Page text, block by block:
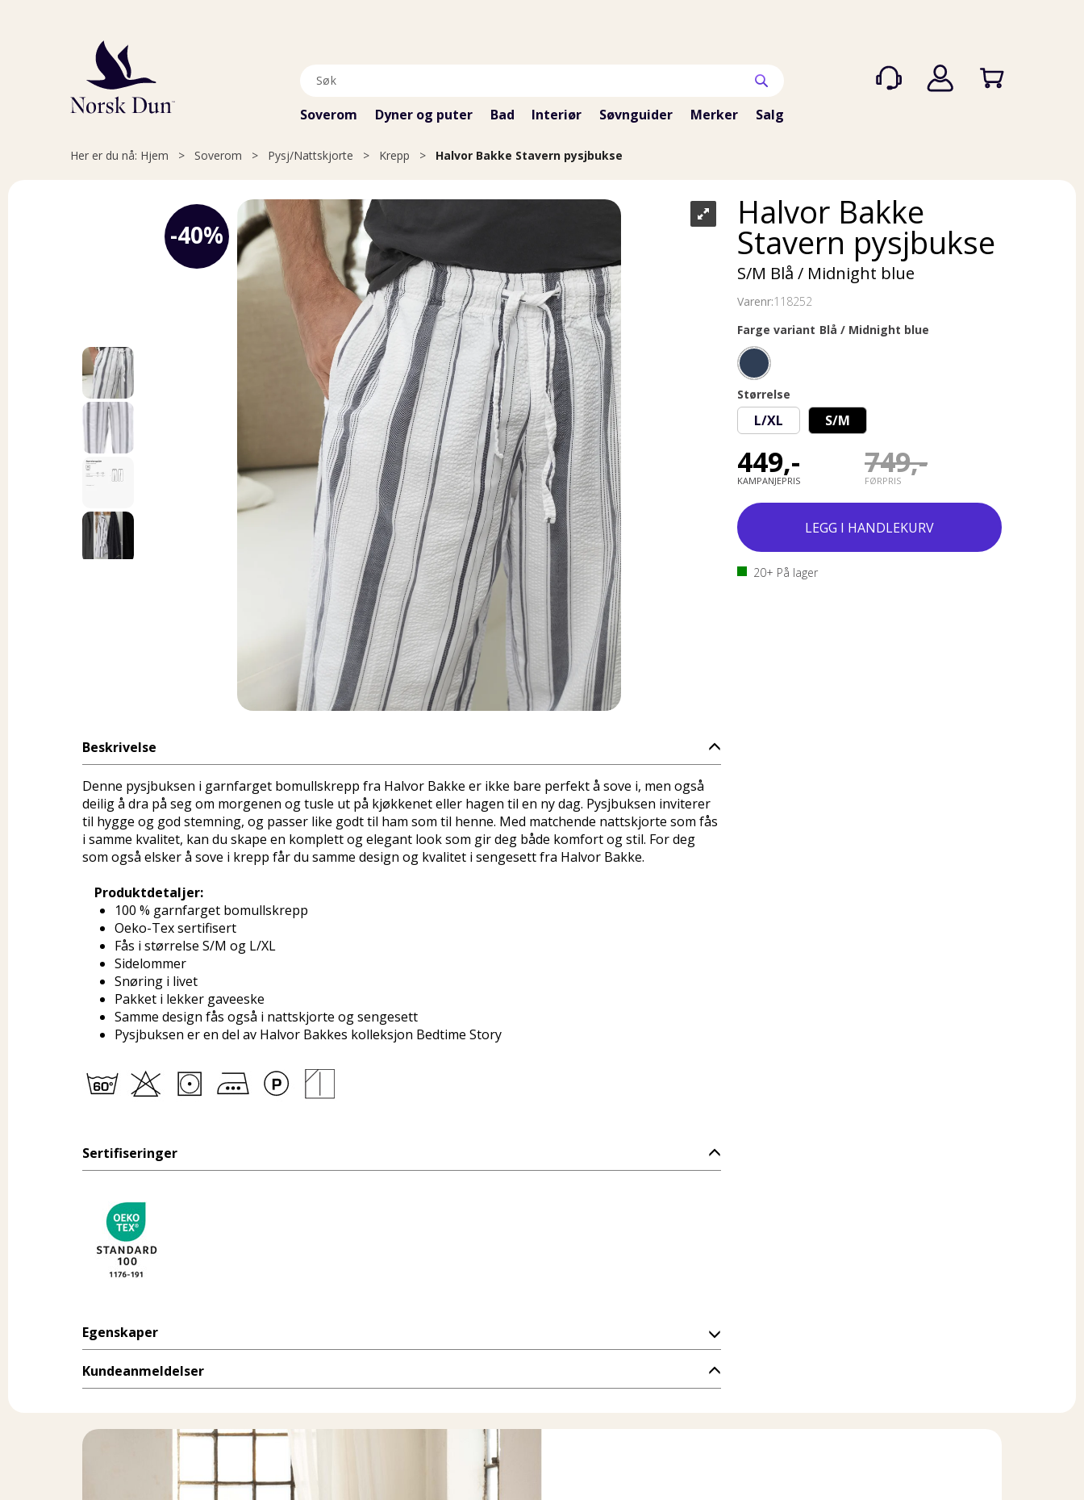
Soverom Dyner og puter Bad Interiør Søvnguider Merker Salg
Her er du nå: Hjem > Soverom > Pysj/Nattskjorte > Krepp > Halvor Bakke Stavern pysjbukse
40%
Halvor Bakke
Stavern pysjbukse
S/M Blå / Midnight blue
Varenr:118252
Farge variant Blå / Midnight blue
Størrelse
L/XL S/M
449,-
KAMPANJEPRIS
749,-
FØRPRIS
20+ På lager
Beskrivelse
Denne pysjbuksen i garnfarget bomullskrepp fra Halvor Bakke er ikke bare perfekt å sove i, men også
deilig å dra på seg om morgenen og tusle ut på kjøkkenet eller hagen til en ny dag. Pysjbuksen inviterer
til hygge og god stemning, og passer like godt til ham som til henne. Med matchende nattskjorte som fås
i samme kvalitet, kan du skape en komplett og elegant look som gir deg både komfort og stil. For deg
som også elsker å sove i krepp får du samme design og kvalitet i sengesett fra Halvor Bakke.
Produktdetaljer:
100 % garnfarget bomullskrepp
Oeko-Tex sertifisert
Fås i størrelse S/M og L/XL
Sidelommer
Snøring i livet
Pakket i lekker gaveeske
Samme design fås også i nattskjorte og sengesett
Pysjbuksen er en del av Halvor Bakkes kolleksjon Bedtime Story
Sertifiseringer
Egenskaper
Kundeanmeldelser